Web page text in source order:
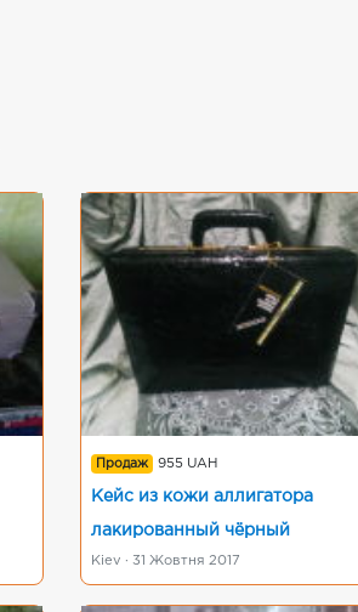
Продаж 955 UAH
Кейс из кожи аллигатора
лакированный чёрный
Kiev · 31 Жовтня 2017